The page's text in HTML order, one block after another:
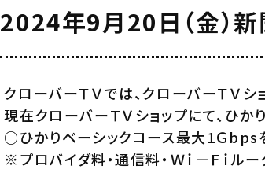
2024年9月20日（金）
クローバーＴＶでは、クローバーＴＶシ
現在クローバーＴＶショップにて、ひか
○ひかりベーシックコース最大1Ｇbps
※プロバイダ料・通信料・Ｗｉ－Ｆｉル